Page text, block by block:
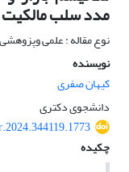
مدد سلب مالکیت
نوع مقاله : علمی وپزوهشی
نویسنده
کیهان صفری
دانشجوی دکتری
چکیده